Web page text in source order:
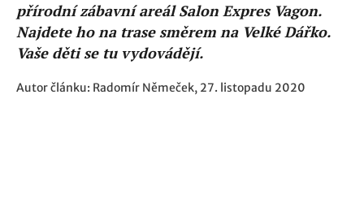
přírodní zábavní areál Salon Expres Vagon.
Najdete ho na trase směrem na Velké Dářko.
Vaše děti se tu vydovádějí.
Autor článku: Radomír Němeček, 27. listopadu 2020